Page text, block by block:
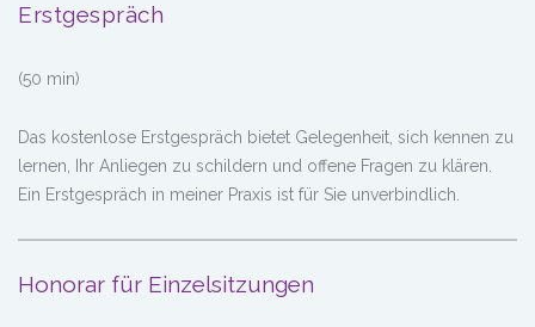
Erstgespräch
(50 min)
Das kostenlose Erstgespräch bietet Gelegenheit, sich kennen zu
lernen, Ihr Anliegen zu schildern und offene Fragen zu klären.
Ein Erstgespräch in meiner Praxis ist für Sie unverbindlich.
Honorar für Einzelsitzungen